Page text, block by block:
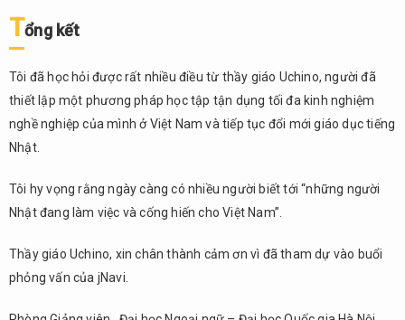
Tổng kết
Tôi đã học hỏi được rất nhiều điều từ thầy giáo Uchino, người đã
thiết lập một phương pháp học tập tận dụng tối đa kinh nghiệm
nghề nghiệp của mình ở Việt Nam và tiếp tục đổi mới giáo dục tiếng
Nhật.
Tôi hy vọng rằng ngày càng có nhiều người biết tới “những người
Nhật đang làm việc và cống hiến cho Việt Nam”.
Thầy giáo Uchino, xin chân thành cảm ơn vì đã tham dự vào buổi
phỏng vấn của jNavi.